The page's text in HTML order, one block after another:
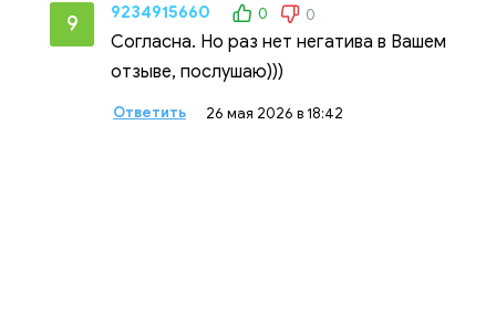
9 9234915660 0 0
Согласна. Но раз нет негатива в Вашем
отзыве, послушаю)))
Ответить 26 мая 2026 в 18:42